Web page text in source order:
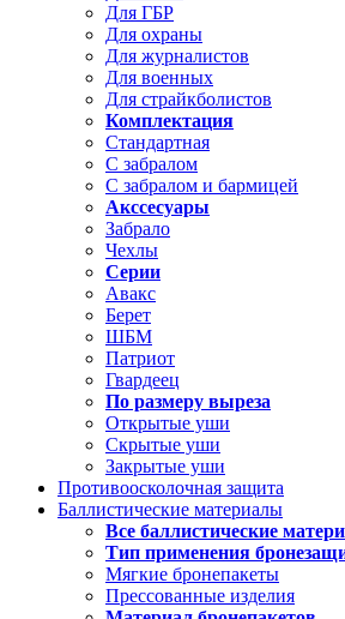
Для ГБР
Для охраны
Для журналистов
Для военных
Для страйкболистов
Комплектация
Стандартная
С забралом
С забралом и бармицей
Акссесуары
Забрало
Чехлы
Серии
Авакс
Берет
ШБМ
Патриот
Гвардеец
По размеру выреза
Открытые уши
Скрытые уши
Закрытые уши
Противоосколочная защита
Баллистические материалы
Все баллистические
Тип применения
Мягкие бронепакеты
Прессованные изделия